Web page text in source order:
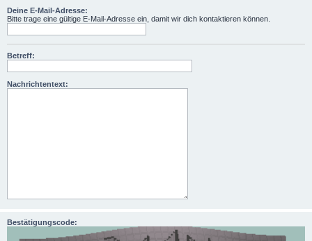
Deine E-Mail-Adresse:
Bitte trage eine gültige E-Mail-Adresse ein, damit wir dich kontaktieren können.
Betreff:
Nachrichtentext:
Bestätigungscode: